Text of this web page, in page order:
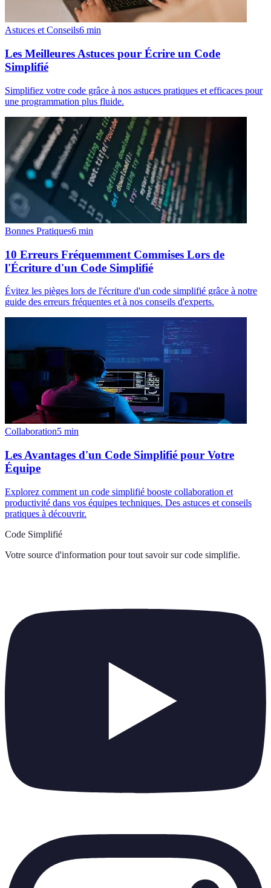
Astuces et Conseils6 min
Les Meilleures Astuces pour Écrire un Code
Simplifié
Simplifiez votre code grâce à nos astuces pratiques et efficaces pour
une programmation plus fluide.
Bonnes Pratiques6 min
10 Erreurs Fréquemment Commises Lors de
l'Écriture d'un Code Simplifié
Évitez les pièges lors de l'écriture d'un code simplifié grâce à notre
guide des erreurs fréquentes et à nos conseils d'experts.
Collaboration5 min
Les Avantages d'un Code Simplifié pour Votre
Équipe
Explorez comment un code simplifié booste collaboration et
productivité dans vos équipes techniques. Des astuces et conseils
pratiques à découvrir.
Code Simplifié
Votre source d'information pour tout savoir sur code simplifie.